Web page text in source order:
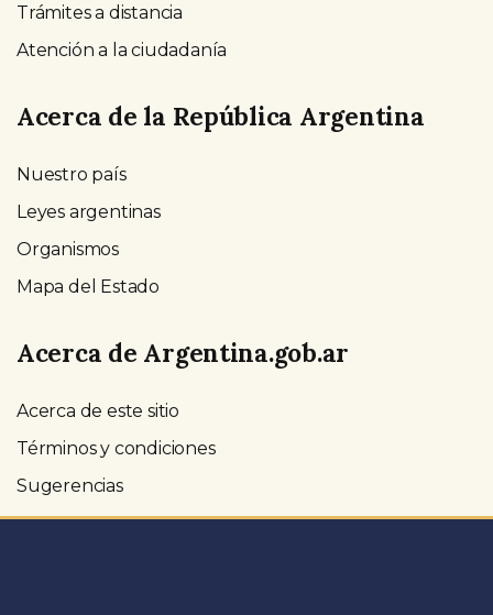
Trámites a distancia
Atención a la ciudadanía
Acerca de la República Argentina
Nuestro país
Leyes argentinas
Organismos
Mapa del Estado
Acerca de Argentina.gob.ar
Acerca de este sitio
Términos y condiciones
Sugerencias